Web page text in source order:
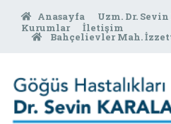
Anasayfa Uzm. Dr.
Kurumlar
İletişim
Bahçelievler Mah.